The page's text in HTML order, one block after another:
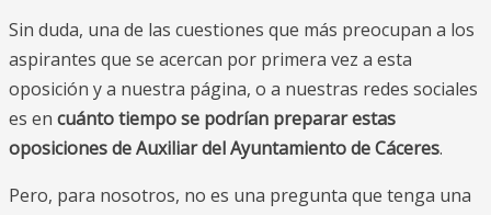
Sin duda, una de las cuestiones que más preocupan a los
aspirantes que se acercan por primera vez a esta
oposición y a nuestra página, o a nuestras redes sociales
es en cuánto tiempo se podrían preparar estas
oposiciones de Auxiliar del Ayuntamiento de Cáceres.
Pero, para nosotros, no es una pregunta que tenga una